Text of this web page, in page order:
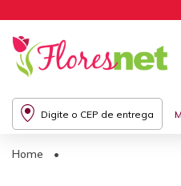
Digite o CEP de entrega
Home •